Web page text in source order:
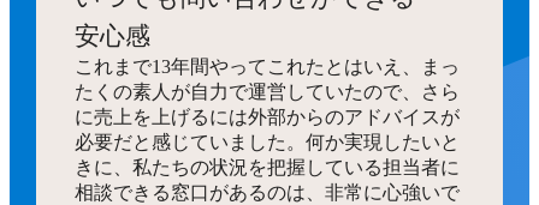
安心感
これまで13年間やってこれたとはいえ、まっ
たくの素人が自力で運営していたので、さら
に売上を上げるには外部からのアドバイスが
必要だと感じていました。何か実現したいと
きに、私たちの状況を把握している担当者に
相談できる窓口があるのは、非常に心強いで